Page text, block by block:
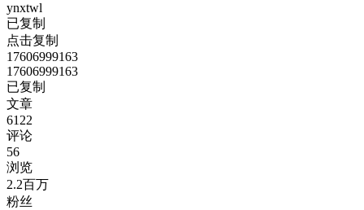
ynxtwl
已复制
点击复制
17606999163
17606999163
已复制
文章
6122
评论
56
浏览
2.2百万
粉丝